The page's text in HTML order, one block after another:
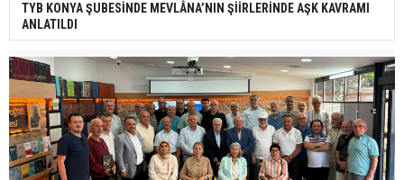
TYB KONYA ŞUBESİNDE MEVLÂNA’NIN ŞİİRLERİNDE AŞK KAVRAMI
ANLATILDI